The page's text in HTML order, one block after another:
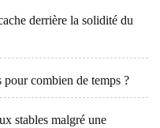
derrière la solidité du
combien de temps ?
stables malgré une